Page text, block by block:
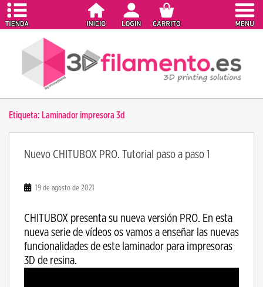
Etiqueta: Laminador impresora 3d
Nuevo CHITUBOX PRO. Tutorial paso a paso 1
19 de agosto de 2021
CHITUBOX presenta su nueva versión PRO. En esta
nueva serie de vídeos os vamos a enseñar las nuevas
funcionalidades de este laminador para impresoras
3D de resina.